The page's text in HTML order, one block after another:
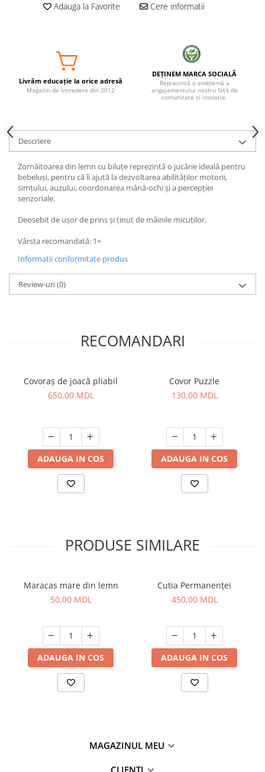
Adauga la Favorite Cere informatii
Livrăm educație la orice adresă
Magazin de încredere din 2012
DEȚINEM MARCA SOCIALĂ
Reprezintă o emblemă a
angajamentului nostru față de
comunitate și inovație.
Descriere
Zornăitoarea din lemn cu biluțe reprezintă o jucărie ideală pentru
bebeluși, pentru că îi ajută la dezvoltarea abilităților motorii,
simțului, auzului, coordonarea mână-ochi șia percepției
senzoriale.
Deosebit de ușor de prins și ținut de mâinile micuților.
Vârsta recomandată: 1+
Informatii conformitate produs
Review-uri(0)
RECOMANDARI
Covoraș de joacă pliabil
650,00 MDL
ADAUGA IN COS
Covor Puzzle
130,00 MDL
ADAUGA IN COS
PRODUSE SIMILARE
Maracas mare din lemn
50,00 MDL
ADAUGA IN COS
Cutia Permanenței
450,00 MDL
ADAUGA IN COS
MAGAZINUL MEU
CLIENȚI